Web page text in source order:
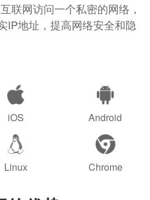
联网访问一个私密的网络，
IP地址，提高网络安全和隐
iOS Android
Linux Chrome